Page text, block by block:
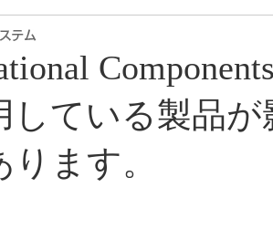
している製品
ます。